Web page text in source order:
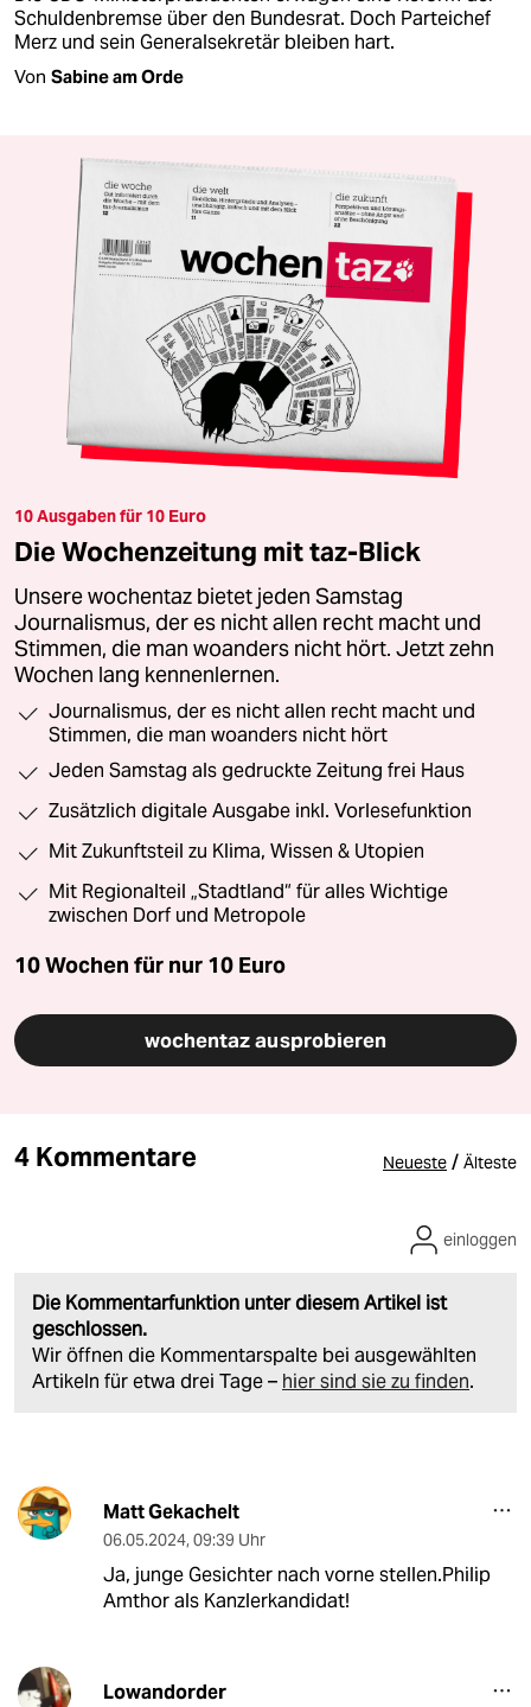
Schuldenbremse über den Bundesrat. Doch Parteichef
Merz und sein Generalsekretär bleiben hart.
Von Sabine am Orde
10 Ausgaben für 10 Euro
Die Wochenzeitung mit taz-Blick
Unsere wochentaz bietet jeden Samstag
Journalismus, der es nicht allen recht macht und
Stimmen, die man woanders nicht hört. Jetzt zehn
Wochen lang kennenlernen.
Journalismus, der es nicht allen recht macht und
Stimmen, die man woanders nicht hört
Jeden Samstag als gedruckte Zeitung frei Haus
Zusätzlich digitale Ausgabe inkl. Vorlesefunktion
Mit Zukunftsteil zu Klima, Wissen & Utopien
Mit Regionalteil „Stadtland“ für alles Wichtige
zwischen Dorf und Metropole
10 Wochen für nur 10 Euro
wochentaz ausprobieren
4 Kommentare Neueste / Älteste
Die Kommentarfunktion unter diesem Artikel ist
geschlossen.
Wir öffnen die Kommentarspalte bei ausgewählten
Artikeln für etwa drei Tage – hier sind sie zu finden.
einloggen
Matt Gekachelt
06.05.2024, 09:39 Uhr
Ja, junge Gesichter nach vorne stellen.Philip
Amthor als Kanzlerkandidat!
Lowandorder